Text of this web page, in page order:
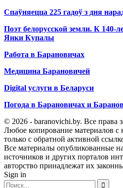
Спаўняецца 225 гадоў з дня
Поэт белорусской земли. К 140-
Янки Купалы
Работа в Барановичах
Медицина Барановичей
Digital услуги в Беларуси
Погода в Барановичах и
© 2026 - baranovichi.by. Все права
Любое копирование материалов с
только с обратной активной
Все материалы опубликованные
источников и других порталов
авторство принадлежат их
Sign in